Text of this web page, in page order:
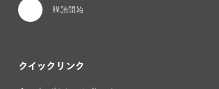
購読開始
クイックリンク